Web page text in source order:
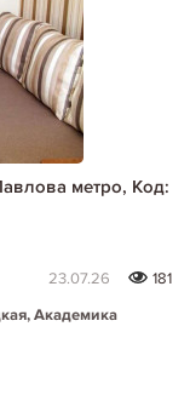
метро, Код:
23.07.26
181
Академика